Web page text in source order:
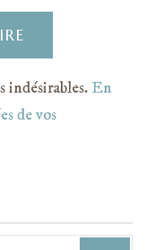
indésirables. En
de vos